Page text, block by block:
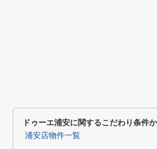
ドゥーエ浦安に関するこだわり条件
浦安店物件一覧